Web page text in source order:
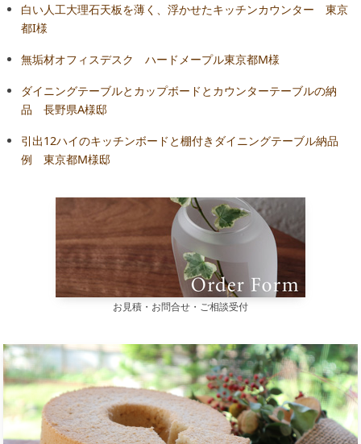
白い人工大理石天板を薄く、浮かせたキッチンカウンター 東京
都I様
無垢材オフィスデスク ハードメープル東京都M様
ダイニングテーブルとカップボードとカウンターテーブルの納
品 長野県A様邸
引出12ハイのキッチンボードと棚付きダイニングテーブル納品
例 東京都M様邸
お見積・お問合せ・ご相談受付